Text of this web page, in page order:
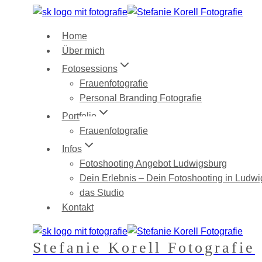
Home
Über mich
Fotosessions
Frauenfotografie
Personal Branding Fotografie
Portfolio
Frauenfotografie
Infos
Fotoshooting Angebot Ludwigsburg
Dein Erlebnis – Dein Fotoshooting in
das Studio
Kontakt
Stefanie Korell Fotografie